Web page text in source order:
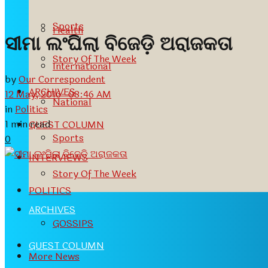
Sports
Story Of The Week
ARCHIVES
GUEST COLUMN
INTERVIEWS
POLITICS
GOSSIPS
More News
Health
International
National
Sports
Story Of The Week
ARCHIVES
GUEST COLUMN
ସୀମା ଲଂଘିଲା ବିଜେଡ଼ି ଅରାଜକତା
byOur Correspondent
12 May, 2016- 08:46 AM
in Politics
1 min read
0